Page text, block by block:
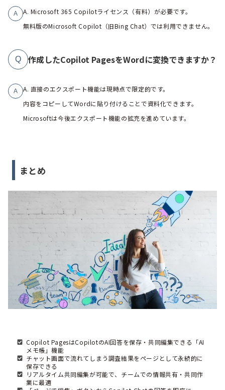
A
A. Microsoft 365 Copilotライセンス（有料）が必要です。
無料版のMicrosoft Copilot（旧Bing Chat）では利用できません。
Q 作成したCopilot PagesをWordに変換できますか？
A
A. 直接のエクスポート機能は現時点で限定的です。
内容をコピーしてWordに貼り付けることで資料化できます。
Microsoftは今後エクスポート機能の拡充を進めています。
まとめ
Copilot PagesはCopilotのAI回答を保存・共同編集できる「AI
メモ帳」機能
チャット画面で流れてしまう調査結果をページとして永続的に
保存できる
リアルタイム共同編集が可能で、チームでの情報共有・共同作
業に最適